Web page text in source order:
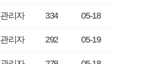
관리자 334 05-18
관리자 292 05-19